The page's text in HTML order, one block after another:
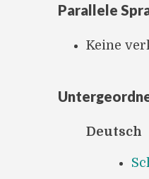
Parallele
Keine
Deutsch